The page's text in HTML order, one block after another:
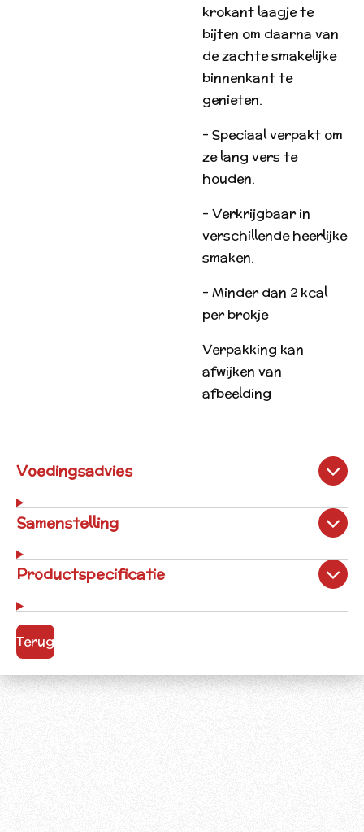
krokant laagje te
bijten om daarna van
de zachte smakelijke
binnenkant te
genieten.
- Speciaal verpakt om
ze lang vers te
houden.
- Verkrijgbaar in
verschillende heerlijke
smaken.
- Minder dan 2 kcal
per brokje
Verpakking kan
afwijken van
afbeelding
Voedingsadvies
Samenstelling
Productspecificatie
Terug